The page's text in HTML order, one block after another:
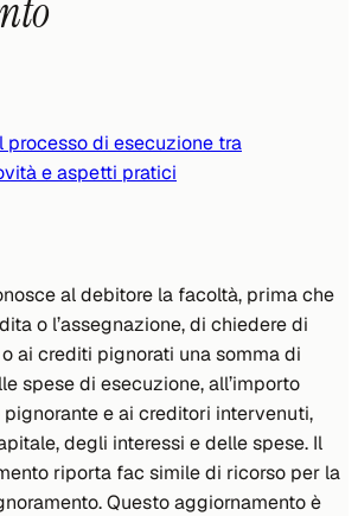
processo di esecuzione tra
e aspetti pratici
al debitore la facoltà, prima che
o l’assegnazione, di chiedere di
ai crediti pignorati una somma di
spese di esecuzione, all’importo
e ai creditori intervenuti,
degli interessi e delle spese. Il
riporta fac simile di ricorso per la
Questo aggiornamento è